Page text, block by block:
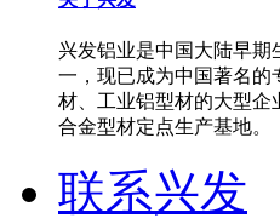
兴发铝业是中国大陆早期
一，现已成为中国著名的
材、工业铝型材的大型企
合金型材定点生产基地。
联系兴发